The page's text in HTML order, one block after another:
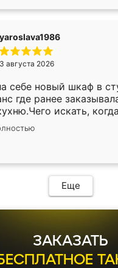
yaroslava1986
3 августа 2026
себе новый шкаф в
где ранее
искать,
Служит кухня
нареканий нет.
Еще
ЗАКАЗАТЬ